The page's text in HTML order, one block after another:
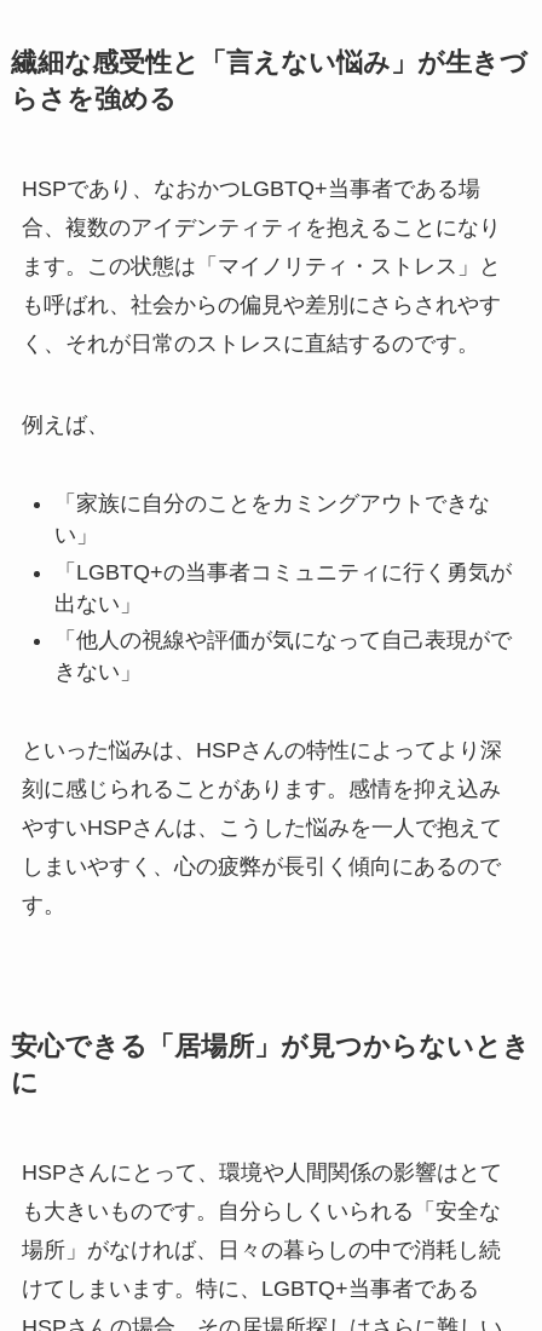
繊細な感受性と「言えない悩み」が生きづ
らさを強める
HSPであり、なおかつLGBTQ+当事者である場
合、複数のアイデンティティを抱えることになり
ます。この状態は「マイノリティ・ストレス」と
も呼ばれ、社会からの偏見や差別にさらされやす
く、それが日常のストレスに直結するのです。
例えば、
「家族に自分のことをカミングアウトできな
い」
「LGBTQ+の当事者コミュニティに行く勇気が
出ない」
「他人の視線や評価が気になって自己表現がで
きない」
といった悩みは、HSPさんの特性によってより深
刻に感じられることがあります。感情を抑え込み
やすいHSPさんは、こうした悩みを一人で抱えて
しまいやすく、心の疲弊が長引く傾向にあるので
す。
安心できる「居場所」が見つからないとき
に
HSPさんにとって、環境や人間関係の影響はとて
も大きいものです。自分らしくいられる「安全な
場所」がなければ、日々の暮らしの中で消耗し続
けてしまいます。特に、LGBTQ+当事者である